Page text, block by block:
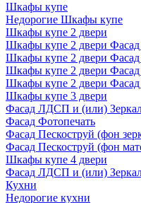
Шкафы купе
Недорогие Шкафы купе
Шкафы купе 2 двери
Шкафы купе 2 двери
Шкафы купе 2 двери Фасад
Шкафы купе 2 двери Фасад
Шкафы купе 2 двери
Шкафы купе 3 двери
Фасад ЛДСП и (или)
Фасад Фотопечать
Фасад Пескоструй (фон
Фасад Пескоструй (фон
Шкафы купе 4 двери
Фасад ЛДСП и (или)
Кухни
Недорогие кухни